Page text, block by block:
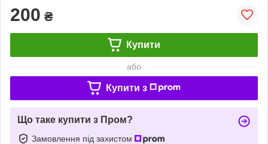
200 ₴
Купити
або
Купити з
Що таке купити з Пром?
Замовлення під захистом